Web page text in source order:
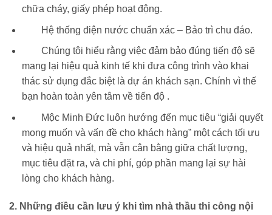
chữa cháy, giấy phép hoạt động.
Hệ thống điện nước chuẩn xác – Bảo trì chu đáo.
Chúng tôi hiểu rằng việc đảm bảo đúng tiến độ sẽ
mang lại hiệu quả kinh tế khi đưa công trình vào khai
thác sử dụng đắc biệt là dự án khách sạn. Chính vì thế
bạn hoàn toàn yên tâm về tiến độ .
Mộc Minh Đức luôn hướng đến mục tiêu “giải quyết
mong muốn và vấn đề cho khách hàng” một cách tối ưu
và hiệu quả nhất, mà vẫn cân bằng giữa chất lượng,
mục tiêu đặt ra, và chi phí, góp phần mang lại sự hài
lòng cho khách hàng.
2. Những điều cần lưu ý khi tìm nhà thầu thi công nội